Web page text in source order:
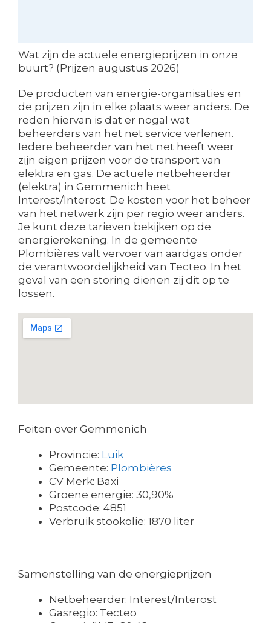
Wat zijn de actuele energieprijzen in onze
buurt? (Prijzen augustus 2026)
De producten van energie-organisaties en
de prijzen zijn in elke plaats weer anders. De
reden hiervan is dat er nogal wat
beheerders van het net service verlenen.
Iedere beheerder van het net heeft weer
zijn eigen prijzen voor de transport van
elektra en gas. De actuele netbeheerder
(elektra) in Gemmenich heet
Interest/Interost. De kosten voor het beheer
van het netwerk zijn per regio weer anders.
Je kunt deze tarieven bekijken op de
energierekening. In de gemeente
Plombières valt vervoer van aardgas onder
de verantwoordelijkheid van Tecteo. In het
geval van een storing dienen zij dit op te
lossen.
Feiten over Gemmenich
Provincie: Luik
Gemeente: Plombières
CV Merk: Baxi
Groene energie: 30,90%
Postcode: 4851
Verbruik stookolie: 1870 liter
Samenstelling van de energieprijzen
Netbeheerder: Interest/Interost
Gasregio: Tecteo